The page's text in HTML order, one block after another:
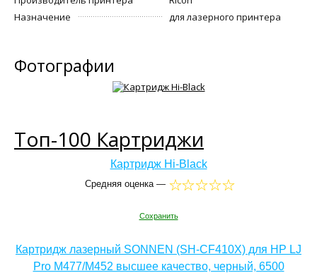
Назначение
для лазерного принтера
Фотографии
Топ-100 Картриджи
Картридж Hi-Black
Средняя оценка —
Сохранить
Картридж лазерный SONNEN (SH-CF410X) для HP LJ
Pro M477/M452 высшее качество, черный, 6500